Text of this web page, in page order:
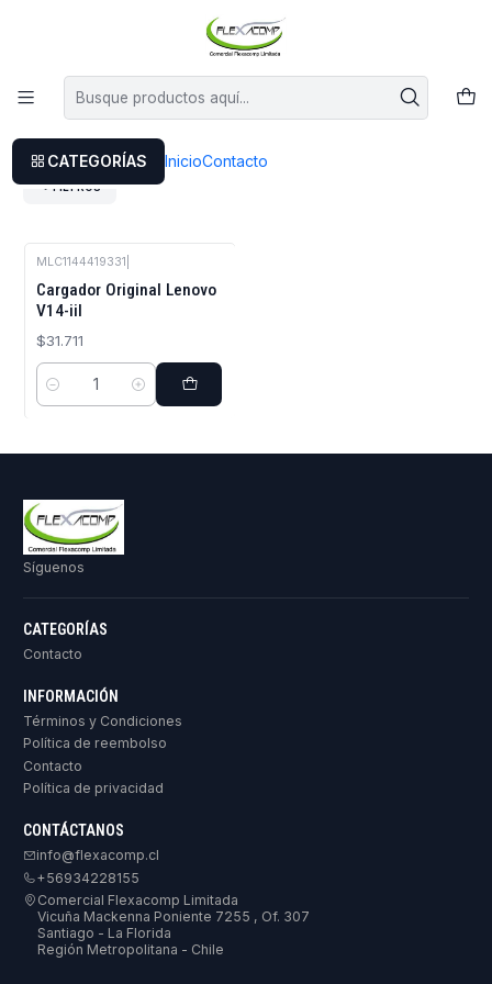
CATEGORÍAS InicioContacto
Este es el texto del slide
Cargadores Notebook
FILTROS
MLC1144419331
Cargador Original Lenovo
V14-iil
$31.711
Cantidad
Síguenos
CATEGORÍAS
Contacto
INFORMACIÓN
Términos y Condiciones
Política de reembolso
Contacto
Política de privacidad
CONTÁCTANOS
info@flexacomp.cl
+56934228155
Comercial Flexacomp Limitada
Vicuña Mackenna Poniente 7255 , Of. 307
Santiago - La Florida
Región Metropolitana - Chile